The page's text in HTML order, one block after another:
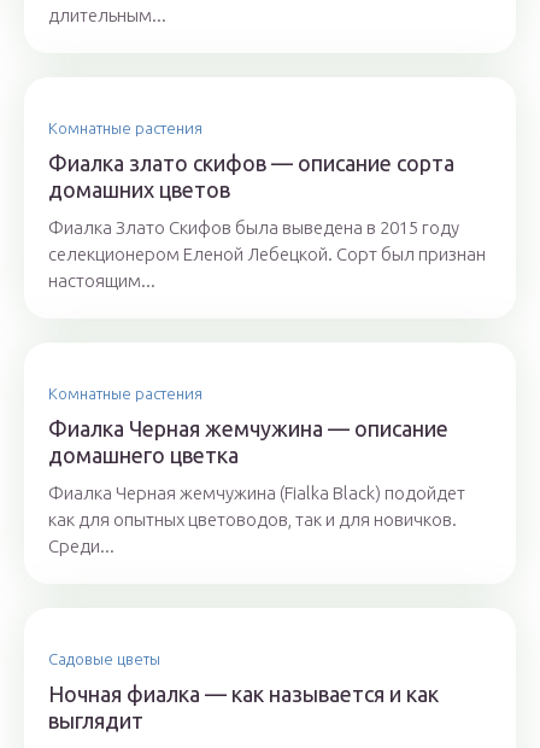
длительным...
Комнатные растения
Фиалка злато скифов — описание сорта
домашних цветов
Фиалка Злато Скифов была выведена в 2015 году
селекционером Еленой Лебецкой. Сорт был признан
настоящим...
Комнатные растения
Фиалка Черная жемчужина — описание
домашнего цветка
Фиалка Черная жемчужина (Fialka Black) подойдет
как для опытных цветоводов, так и для новичков.
Среди...
Садовые цветы
Ночная фиалка — как называется и как
выглядит